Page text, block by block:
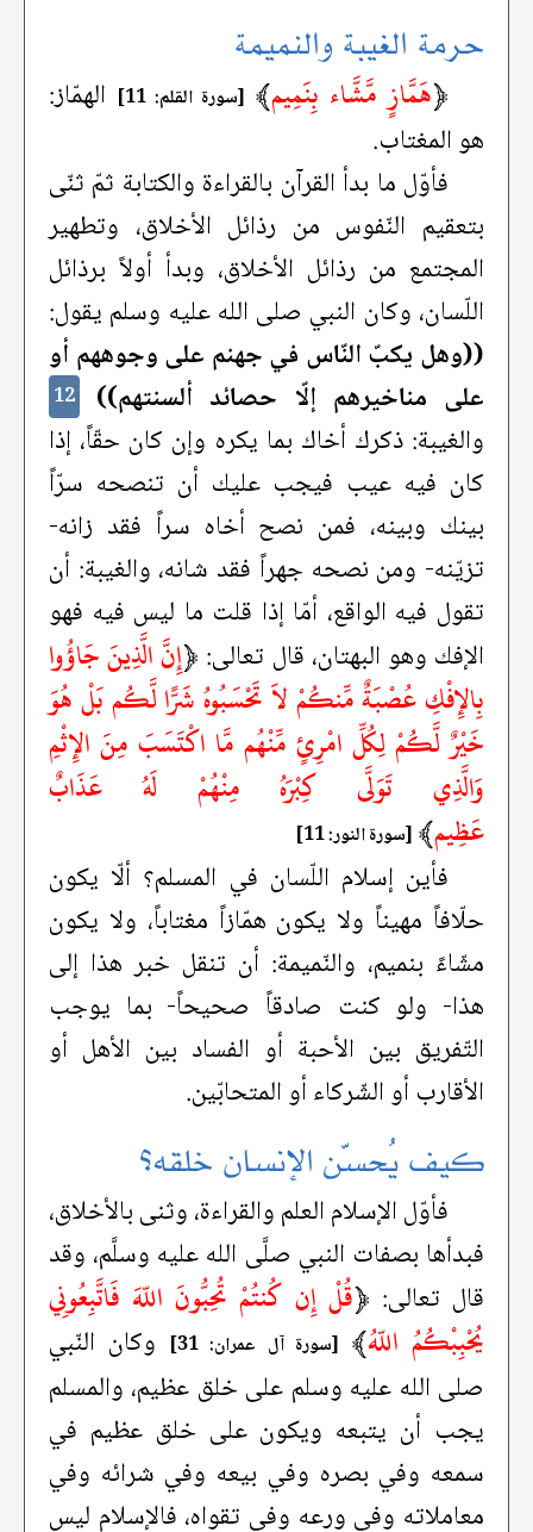
حرمة الغيبة والنميمة
﴿هَمَّازٍ مَّشَّاء بِنَمِيم﴾ [سورة القلم: 11]
الهمّاز:
هو المغتاب.
فأوّل ما بدأ القرآن بالقراءة والكتابة ثمّ ثنّى
بتعقيم النّفوس من رذائل الأخلاق، وتطهير
المجتمع من رذائل الأخلاق، وبدأ أولاً برذائل
اللّسان، وكان النبي صلى الله عليه وسلم يقول:
((وهل يكبّ النّاس في جهنم على وجوههم أو
على مناخيرهم إلّا حصائد ألسنتهم))
12
والغيبة: ذكرك أخاك بما يكره وإن كان حقّاً، إذا
كان فيه عيب فيجب عليك أن تنصحه سرّاً
بينك وبينه، فمن نصح أخاه سراً فقد زانه-
تزيّنه- ومن نصحه جهراً فقد شانه، والغيبة: أن
تقول فيه الواقع، أمّا إذا قلت ما ليس فيه فهو
الإفك وهو البهتان، قال تعالى: ﴿إِنَّ الَّذِينَ جَاؤُوا
بِالإِفْكِ عُصْبَةٌ مِّنكُمْ لاَ تَحْسَبُوهُ شَرًّا لَّكُم بَلْ هُوَ
خَيْرٌ لَّكُمْ لِكُلِّ امْرِئٍ مِّنْهُم مَّا اكْتَسَبَ مِنَ الإِثْمِ
وَالَّذِي تَوَلَّى كِبْرَهُ مِنْهُمْ لَهُ عَذَابٌ
عَظِيم﴾ [سورة النور: 11]
فأين إسلام اللّسان في المسلم؟ ألّا يكون
حلّافاً مهيناً ولا يكون همّازاً مغتاباً، ولا يكون
مشّاءً بنميم، والنّميمة: أن تنقل خبر هذا إلى
هذا- ولو كنت صادقاً صحيحاً- بما يوجب
التّفريق بين الأحبة أو الفساد بين الأهل أو
الأقارب أو الشّركاء أو المتحابّين.
كيف يُحسّن الإنسان خلقه؟
فأوّل الإسلام العلم والقراءة، وثنى بالأخلاق،
فبدأها بصفات النبي صلَّى الله عليه وسلَّم، وقد
قال تعالى: ﴿قُلْ إِن كُنتُمْ تُحِبُّونَ اللّهَ فَاتَّبِعُونِي
يُحْبِبْكُمُ اللّهُ﴾ [سورة آل عمران: 31]
وكان النّبي
صلى الله عليه وسلم على خلق عظيم، والمسلم
يجب أن يتبعه ويكون على خلق عظيم في
سمعه وفي بصره وفي بيعه وفي شرائه وفي
معاملاته وفي ورعه وفي تقواه، فالإسلام ليس